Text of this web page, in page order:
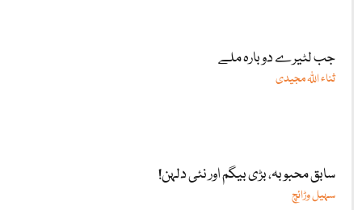
جب لٹیرے دوبارہ ملے
ثناء اللّٰہ مجیدی
سابق محبوبہ، بڑی بیگم اور نئی دلہن!
سہیل وڑائچ